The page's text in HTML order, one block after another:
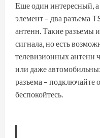
Еше один интересный,
элемент – два разъема
антенн. Такие разъемы
сигнала, но есть
телевизионных антенн
или даже
разъема – подключайте
беспокойтесь.